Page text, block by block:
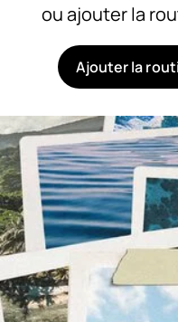
ou ajouter la
Ajouter la